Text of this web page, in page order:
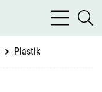
bars
light
Plastik